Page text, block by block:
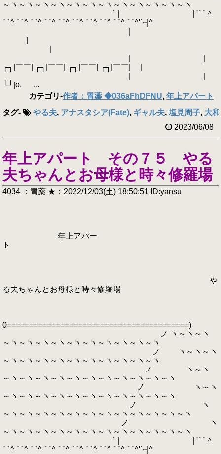
～ヽ～ヽ～ヽ～ヽ～ヽ～ヽ～ヽ～ヽ～ヽ～ヽ～ヽ～ヽ
´ | | '⌒＾
⌒^ ⌒^ ⌒^ ⌒^ ⌒^ ⌒^ ⌒^ ⌒^ ⌒^ ⌒^'´~|^
┌┐|￣￣| ┌┐|￣￣| ┌┐|￣￣| ┌┐|￣￣| |
└┘|o. ...
カテゴリ-作者：胃薬 ◆036aFhDFNU, 年上アパート
タグ- やる夫, アナスタシア(Fate), ギャル夫, 塩見周子, 大
2023/06/08
年上アパート その７５ やる
夫ちゃんとお母様と時々修羅場
4034 ：胃薬 ★：2022/12/03(土) 18:50:51 ID:yansu
年上アパー
ト
や
る夫ちゃんとお母様と時々修羅場
0=========================================)
ノ ヽ～ヽ～ヽ
～ヽ～ヽ～ヽ～ヽ～ヽ～ヽ～ヽ～ヽ～ヽ～ヽ
ノ ヽ～ヽ～ヽ
～ヽ～ヽ～ヽ～ヽ～ヽ～ヽ～ヽ～ヽ～ヽ～ヽ
ノ ヽ～ヽ
～ヽ～ヽ～ヽ～ヽ～ヽ～ヽ～ヽ～ヽ～ヽ～ヽ～ヽ
ノ ヽ～ヽ
～ヽ～ヽ～ヽ～ヽ～ヽ～ヽ～ヽ～ヽ～ヽ～ヽ～ヽ
ノ ヽ
～ヽ～ヽ～ヽ～ヽ～ヽ～ヽ～ヽ～ヽ～ヽ～ヽ～ヽ～ヽ
ノ ヽ
～ヽ～ヽ～ヽ～ヽ～ヽ～ヽ～ヽ～ヽ～ヽ～ヽ～ヽ～ヽ
´ | | '⌒＾
⌒^ ⌒^ ⌒^ ⌒^ ⌒^ ⌒^ ⌒^ ⌒^ ⌒^ ⌒^'´~|^